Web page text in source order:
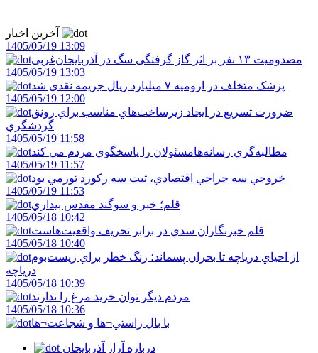
1405/05/19 13:09
مصدومیت ۱۳ نفر بر اثر گاز گرفتگی سگ در آذربایجان‌غربی
1405/05/19 13:03
پزشک متخلف در ارومیه ۷ میلیارد ریال جریمه نقدی شد
1405/05/19 12:00
ضرورت تسريع در ايجاد زيرساخت‌هاي مناسب براي رونق
گردشگري
1405/05/19 11:58
مطالبه‌گري رسانه‌هامسئولان را پاسخگوي مردم مي کند
1405/05/19 11:57
خروجي سه جراحي اقتصادي، ثبت سه رکورد تورمي بود
1405/05/19 11:53
قلم؛ خبر و سوگند مقدس بيداري
1405/05/18 10:42
قلم خبرنگاران سدي در برابر تحريف واقعيت‌هاست
1405/05/18 10:40
از احياي درياچه تا بحران پسماند؛ زنگ خطر براي زيست‌بوم
درياچه
1405/05/18 10:39
مردم ديگر توان خريد مرغ را ندارند
1405/05/18 10:36
با بال راستي¬ها و شجاعت¬ها
درباره آراز آذربایجان